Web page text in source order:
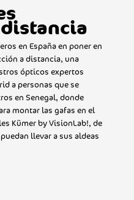
en España en poner en
a distancia, una
ópticos expertos
a personas que se
en Senegal, donde
montar las gafas en el
Kümer by VisionLab!, de
llevar a sus aldeas